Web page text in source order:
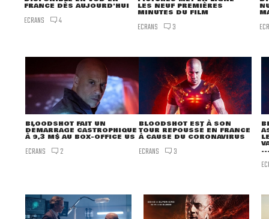
FRANCE DÈS AUJOURD'HUI
ECRANS 4
LES NEUF PREMIÈRES
MINUTES DU FILM
ECRANS 3
BLOODSHOT FAIT UN
DÉMARRAGE CASTROPHIQUE
À 9,3 M$ AU BOX-OFFICE US
ECRANS 2
BLOODSHOT EST À SON
TOUR REPOUSSÉ EN FRANCE
À CAUSE DU CORONAVIRUS
ECRANS 3